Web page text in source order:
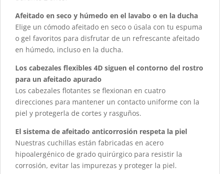
Afeitado en seco y húmedo en el lavabo o en la ducha
Elige un cómodo afeitado en seco o úsala con tu espuma
o gel favoritos para disfrutar de un refrescante afeitado
en húmedo, incluso en la ducha.
Los cabezales flexibles 4D siguen el contorno del rostro
para un afeitado apurado
Los cabezales flotantes se flexionan en cuatro
direcciones para mantener un contacto uniforme con la
piel y protegerla de cortes y rasguños.
El sistema de afeitado anticorrosión respeta la piel
Nuestras cuchillas están fabricadas en acero
hipoalergénico de grado quirúrgico para resistir la
corrosión, evitar las impurezas y proteger la piel.